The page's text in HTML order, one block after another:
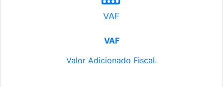
VAF
VAF
Valor Adicionado Fiscal.